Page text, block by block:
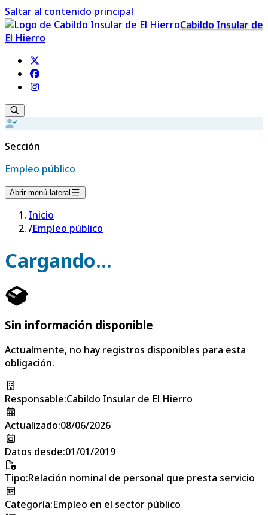
Saltar al contenido principal
Cabildo Insular de
El Hierro
Sección
Empleo público
Abrir menú lateral
Inicio
/Empleo público
Cargando...
Sin información disponible
Actualmente, no hay registros disponibles para esta
obligación.
Responsable:Cabildo Insular de El Hierro
Actualizado:08/06/2026
Datos desde:01/01/2019
Tipo:Relación nominal de personal que presta servicio
Categoría:Empleo en el sector público